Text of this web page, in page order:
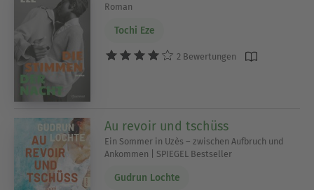
Roman
Tochi Eze
2 Bewertungen
Au revoir und tschüss
Ein Sommer in Uzès – zwischen Aufbruch und
Ankommen | SPIEGEL Bestseller
Gudrun Lochte